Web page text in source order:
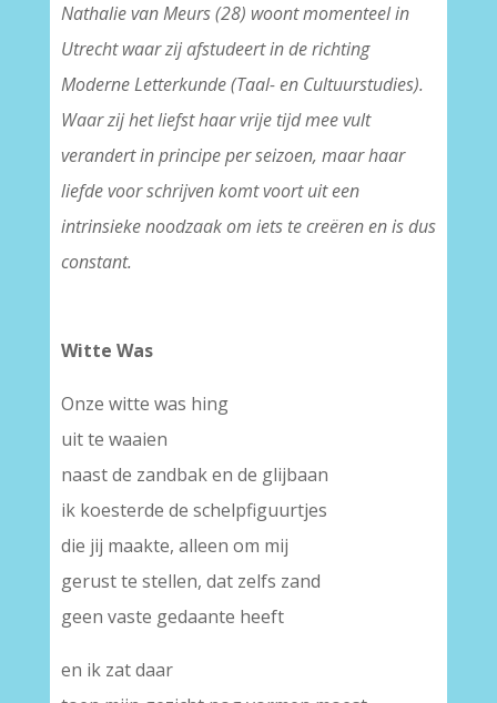
Nathalie van Meurs (28) woont momenteel in
Utrecht waar zij afstudeert in de richting
Moderne Letterkunde (Taal- en Cultuurstudies).
Waar zij het liefst haar vrije tijd mee vult
verandert in principe per seizoen, maar haar
liefde voor schrijven komt voort uit een
intrinsieke noodzaak om iets te creëren en is dus
constant.
Witte Was
Onze witte was hing
uit te waaien
naast de zandbak en de glijbaan
ik koesterde de schelpfiguurtjes
die jij maakte, alleen om mij
gerust te stellen, dat zelfs zand
geen vaste gedaante heeft
en ik zat daar